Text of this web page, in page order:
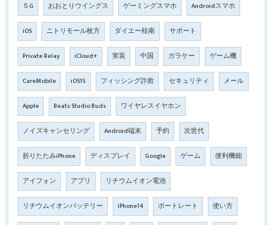
５G おおとりウイングス ゲーミングスマホ Androidスマホ
iOS ニトリモール枚方 ダイエー桂南 サポート
Private Relay iCloud+ 実装 中国 ガラケー ゲーム機
CareMobile iOS15 フィッシング詐欺 セキュリティ メール
Apple Beats Studio Buds ワイヤレスイヤホン
ノイズキャンセリング Android端末 予約 次世代
折りたたみiPhone ディスプレイ Google ゲーム 便利機能
アイフォン アプリ リチウムイオン電池
リチウムイオンバッテリー iPhone14 ポートレート 使い方